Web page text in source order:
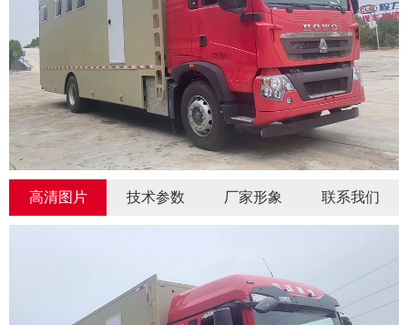
高清图片 技术参数 厂家形象 联系我们